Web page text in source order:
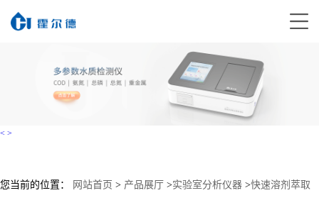
< >
您当前的位置： 网站首页 > 产品展厅 >实验室分析仪器 >快速溶剂萃取